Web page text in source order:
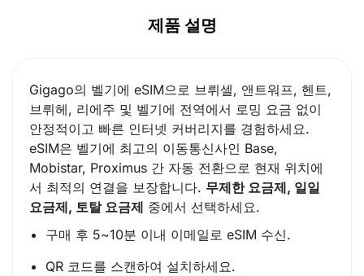
제품 설명
Gigago의 벨기에 eSIM으로 브뤼셀, 앤트워프, 헨트,
브뤼헤, 리에주 및 벨기에 전역에서 로밍 요금 없이
안정적이고 빠른 인터넷 커버리지를 경험하세요.
eSIM은 벨기에 최고의 이동통신사인 Base,
Mobistar, Proximus 간 자동 전환으로 현재 위치에
서 최적의 연결을 보장합니다. 무제한 요금제, 일일
요금제, 토탈 요금제 중에서 선택하세요.
구매 후 5~10분 이내 이메일로 eSIM 수신.
QR 코드를 스캔하여 설치하세요.